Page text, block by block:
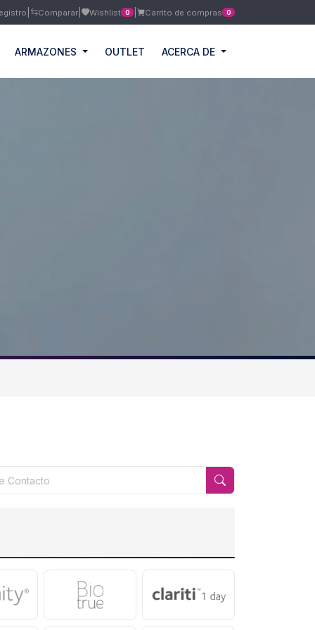
Comparar | Wishlist 0 | Carrito de compras 0
ARMAZONES OUTLET ACERCA DE